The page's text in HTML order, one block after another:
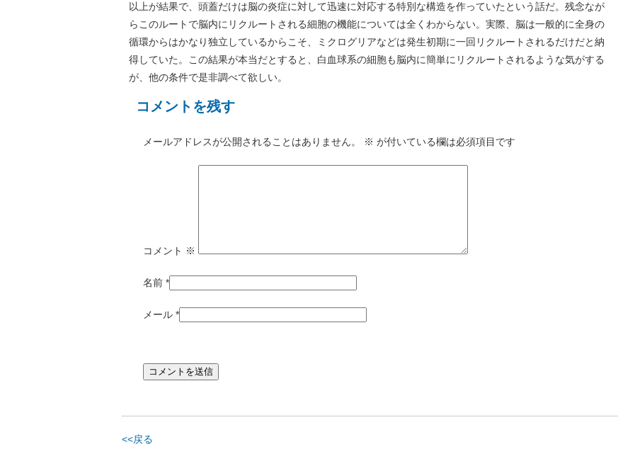
以上が結果で、頭蓋だけは脳の炎症に対して迅速に対応する特別な構造を作っていたという話だ。残念なが
らこのルートで脳内にリクルートされる細胞の機能については全くわからない。実際、脳は一般的に全身の
循環からはかなり独立しているからこそ、ミクログリアなどは発生初期に一回リクルートされるだけだと納
得していた。この結果が本当だとすると、白血球系の細胞も脳内に簡単にリクルートされるような気がする
が、他の条件で是非調べて欲しい。
コメントを残す
メールアドレスが公開されることはありません。 ※ が付いている欄は必須項目です
コメント ※
名前 *
メール *
<<戻る